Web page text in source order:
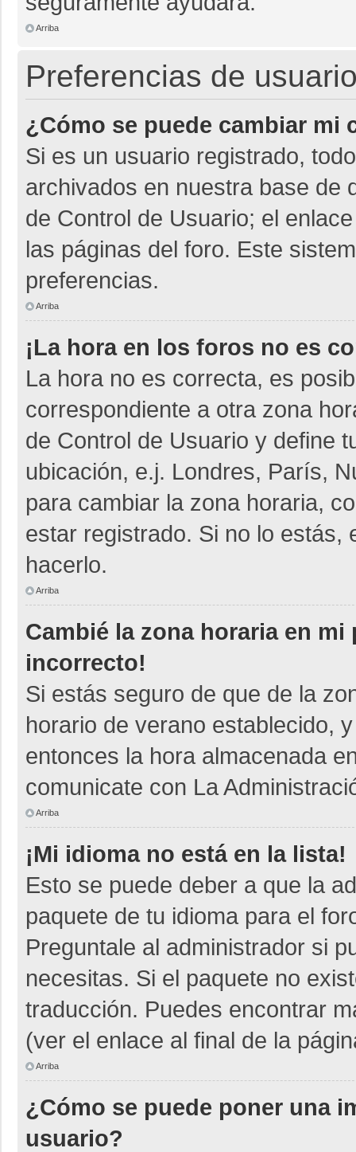
Arriba
Preferencias de
¿Cómo se puede cambiar mi
Si es un usuario registrado,
archivados en nuestra base de
de Control de Usuario; el
las páginas del foro. Este
preferencias.
Arriba
¡La hora en los foros no es
La hora no es correcta, es
correspondiente a otra zona
de Control de Usuario y define
ubicación, e.j. Londres, París,
para cambiar la zona horaria,
estar registrado. Si no lo estás,
hacerlo.
Arriba
Cambié la zona horaria en
incorrecto!
Si estás seguro de que de la
horario de verano establecido,
entonces la hora almacenada
comunicate con La
Arriba
¡Mi idioma no está en la lista!
Esto se puede deber a que la
paquete de tu idioma para el
Preguntale al administrador si
necesitas. Si el paquete no
traducción. Puedes encontrar
(ver el enlace al final de la
Arriba
¿Cómo se puede poner una
usuario?